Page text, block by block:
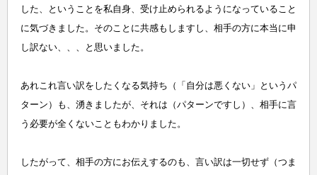
した、ということを私自身、受け止められるようになっていること
に気づきました。そのことに共感もしますし、相手の方に本当に申
し訳ない、、、と思いました。
あれこれ言い訳をしたくなる気持ち（「自分は悪くない」というパ
ターン）も、湧きましたが、それは（パターンですし）、相手に言
う必要が全くないこともわかりました。
したがって、相手の方にお伝えするのも、言い訳は一切せず（つま